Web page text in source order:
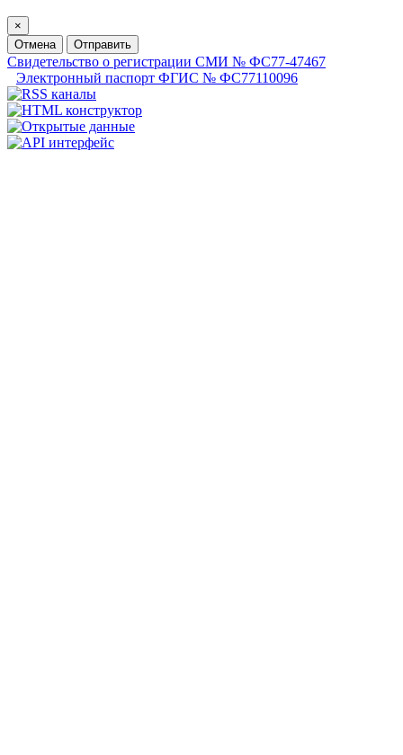
×
Отмена
Отправить
Свидетельство о регистрации СМИ № ФС77-47467
Электронный паспорт ФГИС № ФС77110096